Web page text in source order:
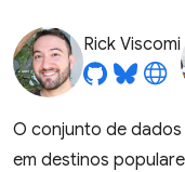
Rick Viscomi
O conjunto de
em destinos